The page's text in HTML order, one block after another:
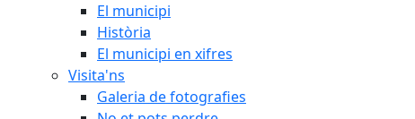
El municipi
Història
El municipi en xifres
Visita'ns
Galeria de fotografies